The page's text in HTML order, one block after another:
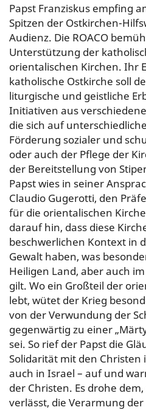
Papst Franziskus empfing
Spitzen der Ostkirchen-
Audienz. Die ROACO
Unterstützung der
orientalischen Kirchen. Ihr
katholische Ostkirche soll
liturgische und geistliche
Initiativen aus
die sich auf
Förderung sozialer und
oder auch der Pflege der
der Bereitstellung von
Papst wies in seiner
Claudio Gugerotti, den
für die orientalischen
darauf hin, dass diese
beschwerlichen Kontext in
Gewalt haben, was
Heiligen Land, aber auch
gilt. Wo ein Großteil der
lebt, wütet der Krieg
von der Verwundung der
gegenwärtig zu einer
sei. So rief der Papst die
Solidarität mit den Christen
auch in Israel – auf und
der Christen. Es drohe
verlässt, die Verarmung